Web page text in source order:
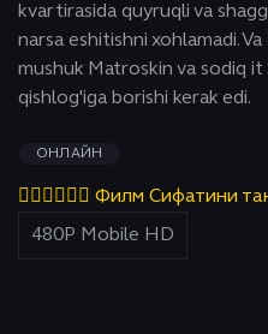
kvartirasida quyruqli va
narsa eshitishni xohlamadi.
mushuk Matroskin va sodiq
qishlog'iga borishi kerak edi.
ОНЛАЙН
👇🏻👇🏻👇🏻 Филм Сифатини